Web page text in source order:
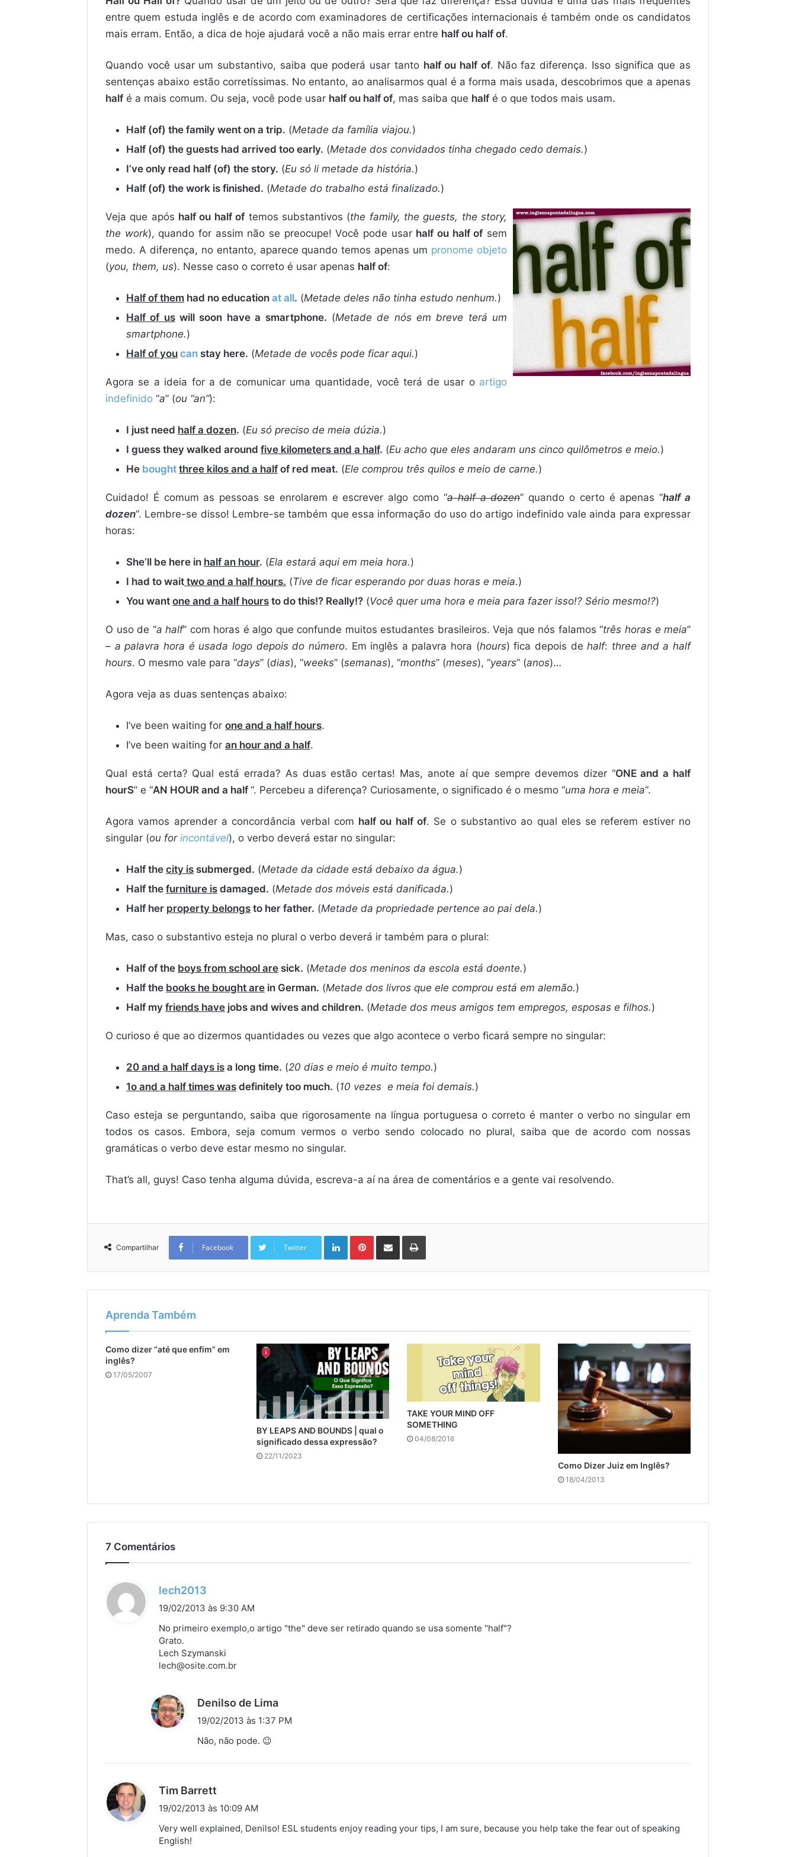
entre quem estuda inglês e de acordo com examinadores de certificações internacionais é também onde os candidatos
mais erram. Então, a dica de hoje ajudará você a não mais errar entre half ou half of.
Quando você usar um substantivo, saiba que poderá usar tanto half ou half of. Não faz diferença. Isso significa que as
sentenças abaixo estão corretíssimas. No entanto, ao analisarmos qual é a forma mais usada, descobrimos que a apenas
halfé a mais comum. Ou seja, você pode usar half ou half of, mas saiba que halfé o que todos mais usam.
Half (of) the family went on a trip. (Metade da família viajou.)
Half (of) the guests had arrived too early. (Metade dos convidados tinha chegado cedo demais.)
I’ve only read half (of) the story. (Eu só li metade da história.)
Half (of) the work is finished. (Metade do trabalho está finalizado.)
Veja que após half ou half oftemos substantivos (the family, the guests, the story,
the work), quando for assim não se preocupe! Você pode usar half ou half ofsem
medo. A diferença, no entanto, aparece quando temos apenas um pronome objeto
(you, them, us). Nesse caso o correto é usar apenas half of:
Half of them had no education at all. (Metade deles não tinha estudo nenhum.)
Half of uswill soon have a smartphone. (Metade de nós em breve terá um
smartphone.)
Half of you can stay here. (Metade de vocês pode ficar aqui.)
Agora se a ideia for a de comunicar uma quantidade, você terá de usar o artigo
indefinido “a” (ou “an”):
I just need half a dozen. (Eu só preciso de meia dúzia.)
I guess they walked around five kilometers and a half. (Eu acho que eles andaram uns cinco quilômetros e meio.)
He bought three kilos and a halfof red meat. (Ele comprou três quilos e meio de carne.)
Cuidado! É comum as pessoas se enrolarem e escrever algo como “a half a dozen” quando o certo é apenas “half a
dozen“. Lembre-se disso! Lembre-se também que essa informação do uso do artigo indefinido vale ainda para expressar
horas:
She’ll be here in half an hour. (Ela estará aqui em meia hora.)
I had to wait two and a half hours. (Tive de ficar esperando por duas horas e meia.)
You want one and a half hours to do this!? Really!? (Você quer uma hora e meia para fazer isso!? Sério mesmo!?)
O uso de “a half” com horas é algo que confunde muitos estudantes brasileiros. Veja que nós falamos “três horas e meia”
– a palavra hora é usada logo depois do número. Em inglês a palavra hora (hours) fica depois dehalf: three and a half
hours. O mesmo vale para “days” (dias), “weeks” (semanas), “months” (meses), “years” (anos)…
Agora veja as duas sentenças abaixo:
I’ve been waiting for one and a half hours.
I’ve been waiting for an hour and a half.
Qual está certa? Qual está errada? As duas estão certas! Mas, anote aí que sempre devemos dizer “ONE and a half
hourS” e “AN HOUR and a half“. Percebeu a diferença? Curiosamente, o significado é o mesmo “uma hora e meia“.
Agora vamos aprender a concordância verbal com half ou half of. Se o substantivo ao qual eles se referem estiver no
singular (ou for incontável), o verbo deverá estar no singular:
Half the city is submerged. (Metade da cidade está debaixo da água.)
Half the furniture is damaged. (Metade dos móveis está danificada.)
Half her property belongs to her father. (Metade da propriedade pertence ao pai dela.)
Mas, caso o substantivo esteja no plural o verbo deverá ir também para o plural:
Half of the boys from school are sick. (Metade dos meninos da escola está doente.)
Half the books he bought are in German. (Metade dos livros que ele comprou está em alemão.)
Half my friends have jobs and wives and children. (Metade dos meus amigos tem empregos, esposas e filhos.)
O curioso é que ao dizermos quantidades ou vezes que algo acontece o verbo ficará sempre no singular:
20 and a half days is a long time. (20 dias e meio é muito tempo.)
1o and a half times was definitely too much. (10 vezes e meia foi demais.)
Caso esteja se perguntando, saiba que rigorosamente na língua portuguesa o correto é manter o verbo no singular em
todos os casos. Embora, seja comum vermos o verbo sendo colocado no plural, saiba que de acordo com nossas
gramáticas o verbo deve estar mesmo no singular.
That’s all, guys! Caso tenha alguma dúvida, escreva-a aí na área de comentários e a gente vai resolvendo.
Compartilhar Facebook Twitter
LinkedinPinterest
Compartilhar via e-mail Imprimir
Aprenda Também
Como dizer “até que enfim” em
inglês?
17/05/2007
BY LEAPS AND BOUNDS | qual o
significado dessa expressão?
22/11/2023
TAKE YOUR MIND OFF
SOMETHING
04/08/2016
Como Dizer Juiz em Inglês?
18/04/2013
7 Comentários
lech2013
i
e
:
19/02/2013 às 9:30 AM
No primeiro exemplo,o artigo "the" deve ser retirado quando se usa somente "half"?
Grato.
Lech Szymanski
lech@osite.com.br
Denilso de Lima
i
e
19/02/2013 às 1:37 PM
Não, não pode. 😉
Tim Barrett
19/02/2013 às 10:09 AM
Very well explained, Denilso! ESL students enjoy reading your tips, I am sure, because you help take the fear out of speaking
English!